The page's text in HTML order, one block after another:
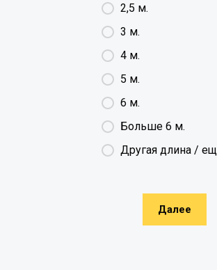
2,5 м.
3 м.
4 м.
5 м.
6 м.
Больше 6 м.
Другая длина /
Далее